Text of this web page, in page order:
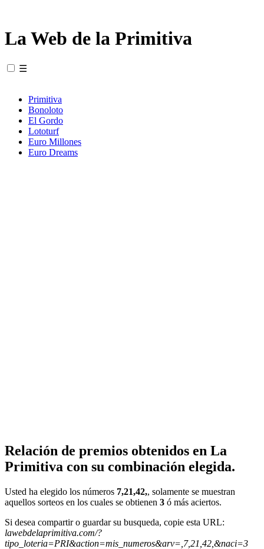
La Web de la Primitiva
☰
Primitiva
Bonoloto
El Gordo
Lototurf
Euro Millones
Euro Dreams
Relación de premios obtenidos en La
Primitiva con su combinación elegida.
Usted ha elegido los números 7,21,42,, solamente se muestran
aquellos sorteos en los cuales se obtienen 3 ó más aciertos.
Si desea compartir o guardar su busqueda, copie esta URL:
lawebdelaprimitiva.com/?
tipo_loteria=PRI&action=mis_numeros&arv=,7,21,42,&naci=3